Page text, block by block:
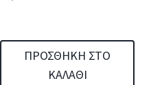
ΠΡΟΣΘΉΚΗ ΣΤΟ
ΚΑΛΆΘΙ